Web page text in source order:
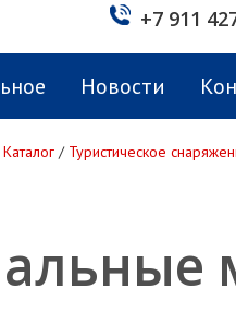
+7 911
Новости
Каталог / Туристическое